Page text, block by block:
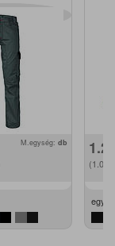
M.egység: db
(1.007
egy